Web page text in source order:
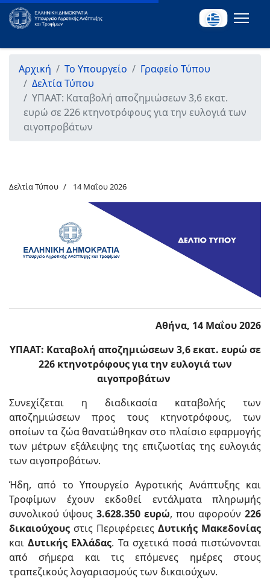
Αρχική Το Υπουργείο
Γραφείο Τύπου
Δελτία Τύπου
ΥΠΑΑΤ: Καταβολή αποζημιώσεων 3,6 εκατ.
ευρώ σε 226 κτηνοτρόφους για την ευλογιά των
αιγοπροβάτων
Δελτία Τύπου 14 Μαΐου 2026
Αθήνα, 14 Μαΐου 2026
ΥΠΑΑΤ: Καταβολή αποζημιώσεων 3,6 εκατ. ευρώ σε
226 κτηνοτρόφους για την ευλογιά των
αιγοπροβάτων
Συνεχίζεται η διαδικασία καταβολής των
αποζημιώσεων προς τους κτηνοτρόφους, των
οποίων τα ζώα θανατώθηκαν στο πλαίσιο εφαρμογής
των μέτρων εξάλειψης της επιζωοτίας της ευλογιάς
των αιγοπροβάτων.
Ήδη, από το Υπουργείο Αγροτικής Ανάπτυξης και
Τροφίμων έχουν εκδοθεί εντάλματα πληρωμής
συνολικού ύψους 3.628.350 ευρώ, που αφορούν 226
δικαιούχους στις Περιφέρειες Δυτικής Μακεδονίας
καιΔυτικής Ελλάδας. Τα σχετικά ποσά πιστώνονται
από σήμερα και τις επόμενες ημέρες στους
τραπεζικούς λογαριασμούς των δικαιούχων.